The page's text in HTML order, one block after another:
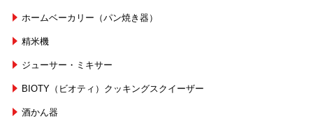
ホームベーカリー（パン焼き器）
精米機
ジューサー・ミキサー
BIOTY（ビオティ）クッキングスクイーザー
酒かん器